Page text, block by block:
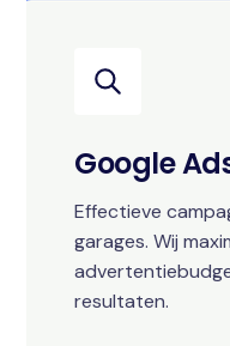
Google
Effectieve
garages. Wij
resultaten.